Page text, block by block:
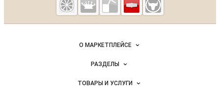
Vbakalee.ru —
рынок
товаров,
ингредиентов
Важные разделы и контакты
Навигация по сайтуО МАРКЕТПЛЕЙСЕ
Новости Vbakalee.ru
Размещение рекламы
РАЗДЕЛЫ
Объявления
ТОВАРЫ И УСЛУГИ